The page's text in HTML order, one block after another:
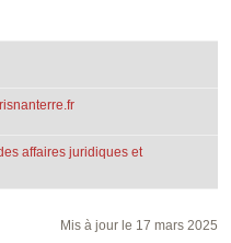
affaires juridiques et
Mis à jour le 17 mars 2025